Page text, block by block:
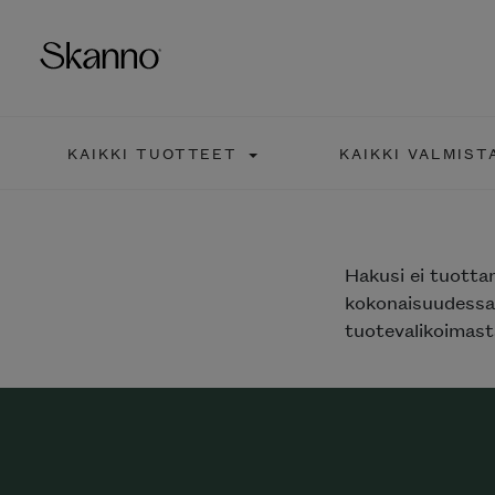
KAIKKI TUOTTEET KAIKKI
Hakusi ei